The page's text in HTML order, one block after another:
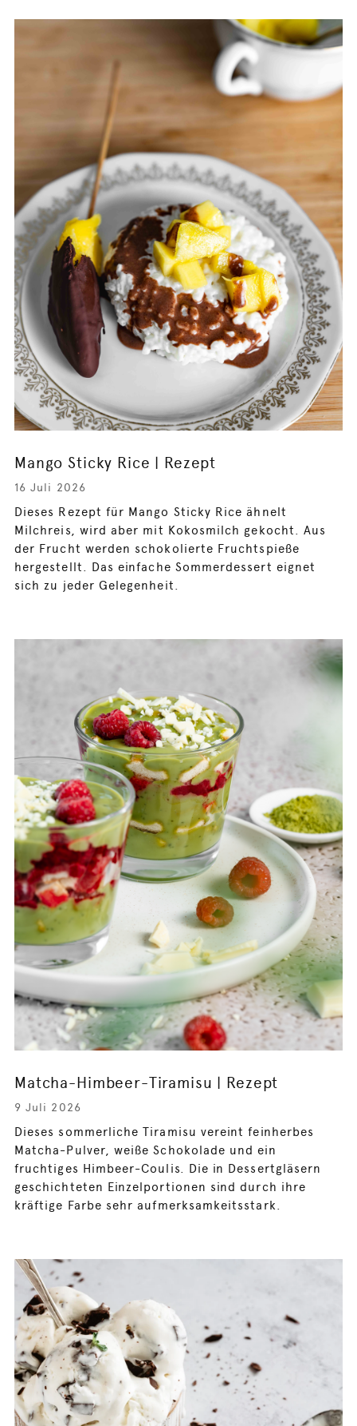
Mango Sticky Rice | Rezept
16 Juli 2026
Dieses Rezept für Mango Sticky Rice ähnelt
Milchreis, wird aber mit Kokosmilch gekocht. Aus
der Frucht werden schokolierte Fruchtspieße
hergestellt. Das einfache Sommerdessert eignet
sich zu jeder Gelegenheit.
Matcha-Himbeer-Tiramisu | Rezept
9 Juli 2026
Dieses sommerliche Tiramisu vereint feinherbes
Matcha-Pulver, weiße Schokolade und ein
fruchtiges Himbeer-Coulis. Die in Dessertgläsern
geschichteten Einzelportionen sind durch ihre
kräftige Farbe sehr aufmerksamkeitsstark.